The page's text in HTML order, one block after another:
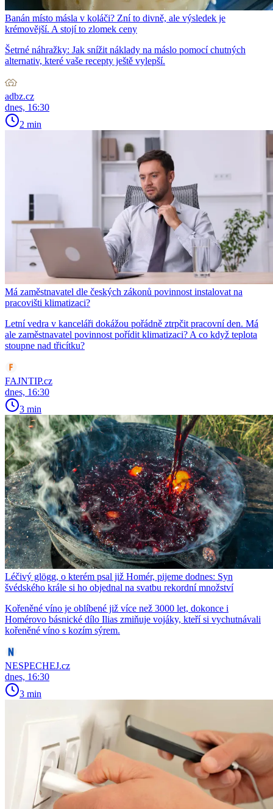
Banán místo másla v koláči? Zní to divně, ale výsledek je
krémovější. A stojí to zlomek ceny
Šetrné náhražky: Jak snížit náklady na máslo pomocí chutných
alternativ, které vaše recepty ještě vylepší.
adbz.cz
dnes, 16:30
2 min
Má zaměstnavatel dle českých zákonů povinnost instalovat na
pracovišti klimatizaci?
Letní vedra v kanceláři dokážou pořádně ztrpčit pracovní den. Má
ale zaměstnavatel povinnost pořídit klimatizaci? A co když teplota
stoupne nad třicítku?
FAJNTIP.cz
dnes, 16:30
3 min
Léčivý glögg, o kterém psal již Homér, pijeme dodnes: Syn
švédského krále si ho objednal na svatbu rekordní množství
Kořeněné víno je oblíbené již více než 3000 let, dokonce i
Homérovo básnické dílo Ilias zmiňuje vojáky, kteří si vychutnávali
kořeněné víno s kozím sýrem.
NESPECHEJ.cz
dnes, 16:30
3 min